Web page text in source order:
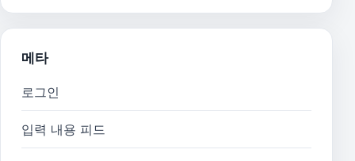
메타
로그인
입력 내용 피드